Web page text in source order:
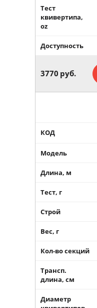
Тест
квивертипа,
oz
Доступность
3770 руб.
КОД
Модель
Длина, м
Тест, г
Строй
Вес, г
Кол-во секций
Трансп.
длина, см
Диаметр